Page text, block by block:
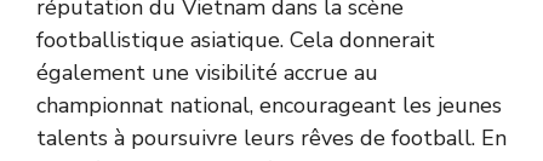
réputation du Vietnam dans la scène
footballistique asiatique. Cela donnerait
également une visibilité accrue au
championnat national, encourageant les jeunes
talents à poursuivre leurs rêves de football. En